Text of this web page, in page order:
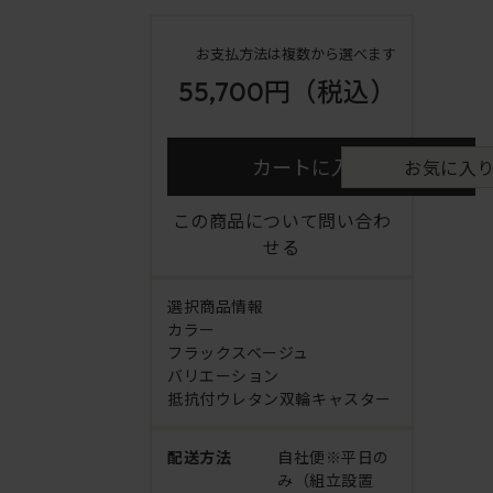
お支払方法は複数から選べます
55,700円 （税込）
カートに入れる お気に入
この商品について問い合わ
せる
選択商品情報
カラー
フラックスベージュ
バリエーション
抵抗付ウレタン双輪キャスター
配送方法
自社便※平日の
み（組立設置